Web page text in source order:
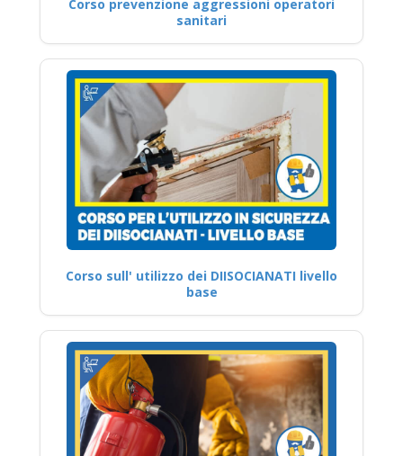
Corso prevenzione aggressioni operatori
sanitari
Corso sull' utilizzo dei DIISOCIANATI livello
base